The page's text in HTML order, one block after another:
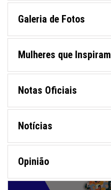
Galeria de Fotos
Mulheres que Inspiram
Notas Oficiais
Notícias
Opinião